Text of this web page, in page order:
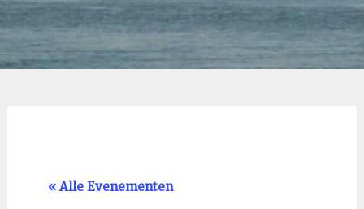
« Alle Evenementen